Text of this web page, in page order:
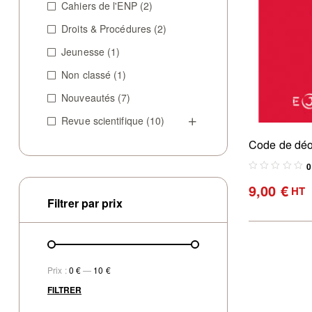
Code de
règles
(Edition 2026)
0
9,00 €HT
Cahiers de l'ENP (2)
Droits & Procédures (2)
Jeunesse (1)
Non classé (1)
Nouveautés (7)
Revue scientifique (10)
Filtrer par prix
FILTRER
Prix :0 €— 10 €